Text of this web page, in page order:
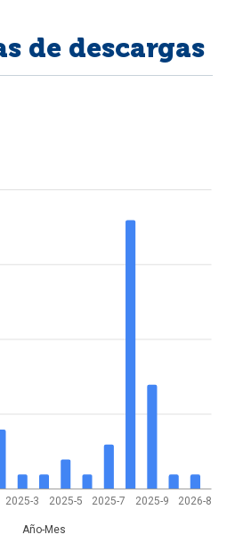
de descargas
2025-3 2025-5 2025-7 2025-9 2026-8
Año-Mes